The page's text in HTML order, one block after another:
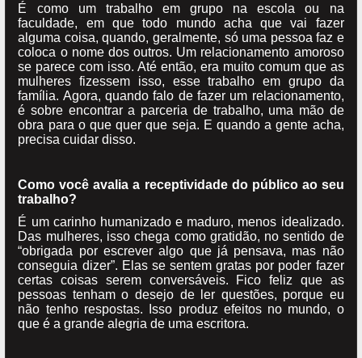
É como um trabalho em grupo na escola ou na
faculdade, em que todo mundo acha que vai fazer
alguma coisa, quando, geralmente, só uma pessoa faz e
coloca o nome dos outros. Um relacionamento amoroso
se parece com isso. Até então, era muito comum que as
mulheres fizessem isso, esse trabalho em grupo da
família. Agora, quando falo de fazer um relacionamento,
é sobre encontrar a parceria de trabalho, uma mão de
obra para o que quer que seja. E quando a gente acha,
precisa cuidar disso.
Como você avalia a receptividade do público ao seu
trabalho?
É um carinho humanizado e maduro, menos idealizado.
Das mulheres, isso chega como gratidão, no sentido de
“obrigada por escrever algo que já pensava, mas não
conseguia dizer”. Elas se sentem gratas por poder fazer
certas coisas serem conversáveis. Fico feliz que as
pessoas tenham o desejo de ler questões, porque eu
não tenho respostas. Isso produz efeitos no mundo, o
que é a grande alegria de uma escritora.